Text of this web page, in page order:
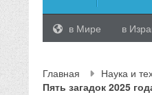
в Мире в
Главная
Наука и
Пять загадок 2025